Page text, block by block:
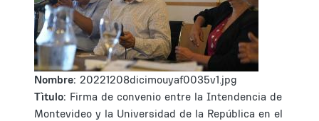
Nombre: 20221208dicimouyaf0035v1.jpg
Tìtulo: Firma de convenio entre la Intendencia de
Montevideo y la Universidad de la República en el